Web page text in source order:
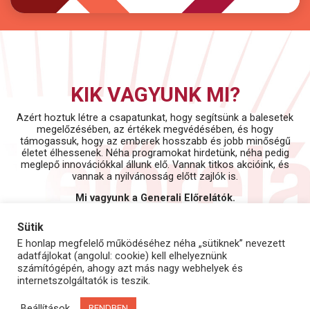
KIK VAGYUNK MI?
Azért hoztuk létre a csapatunkat, hogy segítsünk a balesetek
megelőzésében, az értékek megvédésében, és hogy
támogassuk, hogy az emberek hosszabb és jobb minőségű
életet élhessenek. Néha programokat hirdetünk, néha pedig
meglepő innovációkkal állunk elő. Vannak titkos akcióink, és
vannak a nyilvánosság előtt zajlók is.
Mi vagyunk a Generali Előrelátók.
Sütik
E honlap megfelelő működéséhez néha „sütiknek” nevezett
adatfájlokat (angolul: cookie) kell elhelyeznünk
számítógépén, ahogy azt más nagy webhelyek és
internetszolgáltatók is teszik.